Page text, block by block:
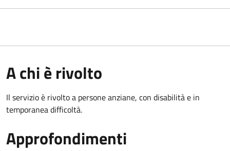
A chi è rivolto
Il servizio è rivolto a persone anziane, con disabilità e in
temporanea difficoltà.
Approfondimenti